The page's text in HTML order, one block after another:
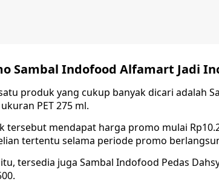
Sambal Indofood Alfamart Jadi
produk yang cukup banyak dicari adalah
PET 275 ml.
tersebut mendapat harga promo mulai
tertentu selama periode promo
tersedia juga Sambal Indofood Pedas